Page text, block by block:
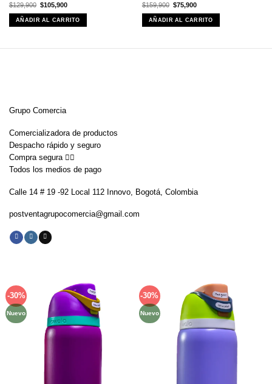
$129,900 El
precio
original
era:
$129,900.
$105,900El
actual
es:
$105,900.
AÑADIR AL CARRITO
$159,900 El
precio
original
era:
$159,900.
$75,900El
actual
es:
$75,900.
AÑADIR AL CARRITO
Grupo Comercia
Comercializadora de productos
Despacho rápido y seguro
Compra segura 👇🏼
Todos los medios de pago
Calle 14 # 19 -92 Local 112 Innovo, Bogotá, Colombia
postventagrupocomercia@gmail.com
-30%
Nuevo
deseos
-30%
Nuevo
lista de
deseos